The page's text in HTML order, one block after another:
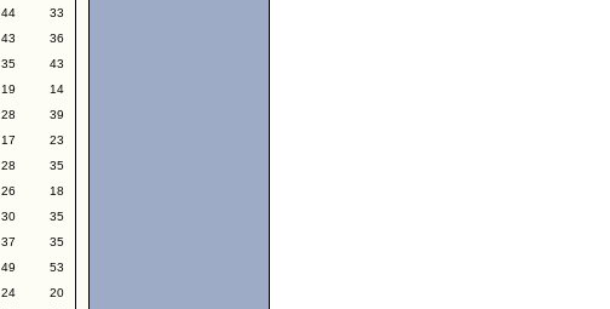
44
33
43
36
35
43
19
14
28
39
17
23
28
35
26
18
30
35
37
35
49
53
24
20